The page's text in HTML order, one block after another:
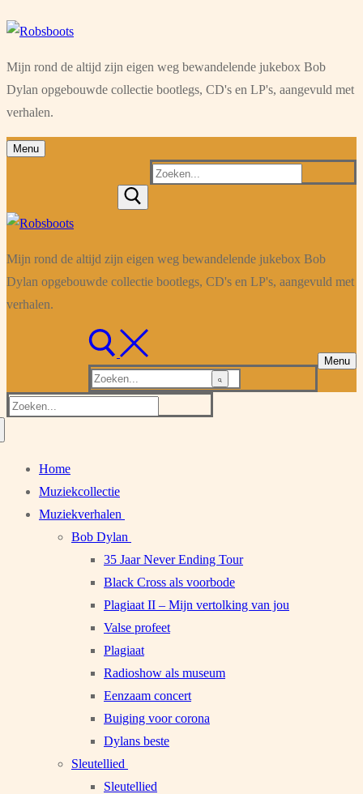
Ga
de
inhoud
Menu
Sluiten
Mijn rond de altijd zijn eigen weg bewandelende jukebox Bob
Dylan opgebouwde collectie bootlegs, CD's en LP's, aangevuld met
verhalen.
Menu
Zoeken
Mijn rond de altijd zijn eigen weg bewandelende jukebox Bob
Dylan opgebouwde collectie bootlegs, CD's en LP's, aangevuld met
verhalen.
Zoeken
naar:
Menu
Zoeken
Home
Muziekcollectie
Muziekverhalen
Bob Dylan
35 Jaar Never Ending Tour
Black Cross als voorbode
Plagiaat II – Mijn vertolking van jou
Valse profeet
Plagiaat
Radioshow als museum
Eenzaam concert
Buiging voor corona
Dylans beste
Sleutellied
Sleutellied